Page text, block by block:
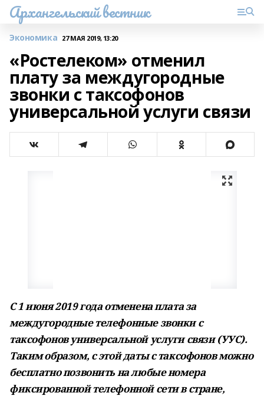
Архангельский вестник
Экономика 27 МАЯ 2019, 13:20
«Ростелеком» отменил
плату за междугородные
звонки с таксофонов
универсальной услуги связи
С 1 июня 2019 года отменена плата за
междугородные телефонные звонки с
таксофонов универсальной услуги связи (УУС).
Таким образом, с этой даты с таксофонов можно
бесплатно позвонить на любые номера
фиксированной телефонной сети в стране,